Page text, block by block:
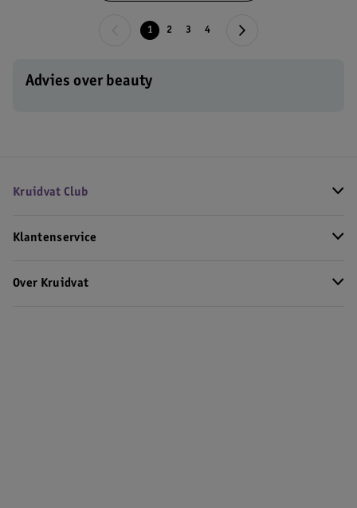
1 2 3 4
Advies over beauty
Kruidvat Club
Klantenservice
Over Kruidvat